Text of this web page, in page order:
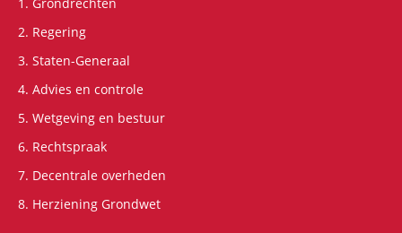
2. Regering
3. Staten-Generaal
4. Advies en controle
5. Wetgeving en bestuur
6. Rechtspraak
7. Decentrale overheden
8. Herziening Grondwet